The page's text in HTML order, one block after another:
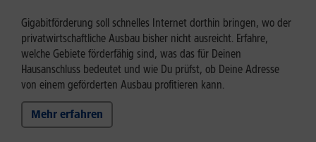
Gigabitförderung soll schnelles Internet dorthin bringen, wo der
privatwirtschaftliche Ausbau bisher nicht ausreicht. Erfahre,
welche Gebiete förderfähig sind, was das für Deinen
Hausanschluss bedeutet und wie Du prüfst, ob Deine Adresse
von einem geförderten Ausbau profitieren kann.
Mehr erfahren